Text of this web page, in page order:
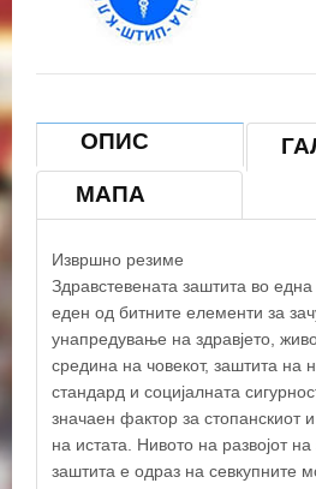
ОПИС
МАПА
Извршно резиме
Здравстевената заштита во
еден од битните елементи за
унапредување на здравјето,
средина на човекот, заштита на
стандард и социјалната
значаен фактор за стопанскиот
на истата. Нивото на развојот на
заштита е одраз на севкупните